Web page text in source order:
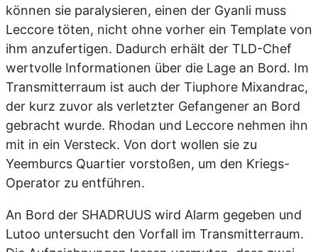
können sie paralysieren, einen der Gyanli muss
Leccore töten, nicht ohne vorher ein Template von
ihm anzufertigen. Dadurch erhält der TLD-Chef
wertvolle Informationen über die Lage an Bord. Im
Transmitterraum ist auch der Tiuphore Mixandrac,
der kurz zuvor als verletzter Gefangener an Bord
gebracht wurde. Rhodan und Leccore nehmen ihn
mit in ein Versteck. Von dort wollen sie zu
Yeemburcs Quartier vorstoßen, um den Kriegs-
Operator zu entführen.
An Bord der SHADRUUS wird Alarm gegeben und
Lutoo untersucht den Vorfall im Transmitterraum.